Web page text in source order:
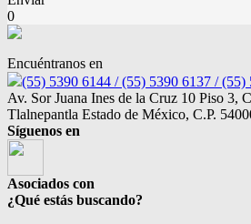
0
Encuéntranos en
(55) 5390 6144 / (55) 5390 6137 / (55)
Av. Sor Juana Ines de la Cruz 10 Piso 3,
Tlalnepantla Estado de México, C.P.
Síguenos en
Asociados con
¿Qué estás buscando?